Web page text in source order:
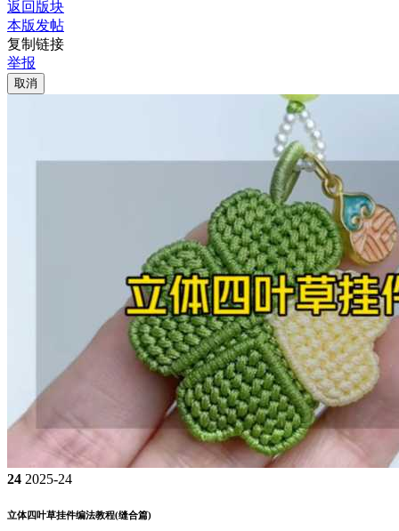
返回版块
本版发帖
复制链接
举报
取消
24 2025-24
立体四叶草挂件编法教程(缝合篇)